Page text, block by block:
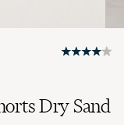
Dry Sand